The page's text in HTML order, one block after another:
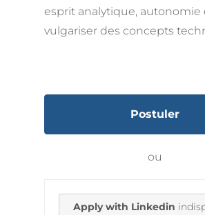
esprit analytique, autonomie
vulgariser des concepts
Postuler
ou
Apply with Linkedin